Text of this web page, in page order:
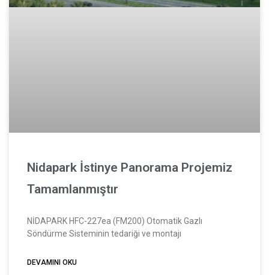
Nidapark İstinye Panorama Projemiz
Tamamlanmıştır
NİDAPARK HFC-227ea (FM200) Otomatik Gazlı
Söndürme Sisteminin tedariği ve montajı
DEVAMINI OKU